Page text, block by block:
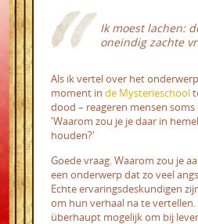
Ik moest lachen:
oneindig zachte
Als ik vertel over het
moment in de Mysterieschool
dood – reageren mensen
'Waarom zou je je daar in
houden?'
Goede vraag. Waarom zou je
een onderwerp dat zo veel
Echte ervaringsdeskundigen
om hun verhaal na te vertellen.
überhaupt mogelijk om bij